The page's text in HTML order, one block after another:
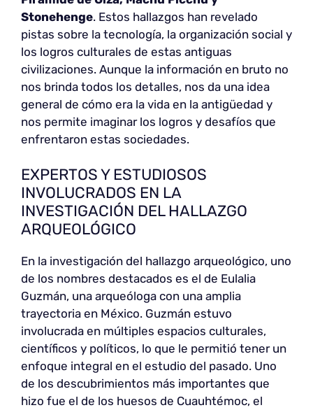
Stonehenge. Estos hallazgos han revelado
pistas sobre la tecnología, la organización social y
los logros culturales de estas antiguas
civilizaciones. Aunque la información en bruto no
nos brinda todos los detalles, nos da una idea
general de cómo era la vida en la antigüedad y
nos permite imaginar los logros y desafíos que
enfrentaron estas sociedades.
EXPERTOS Y ESTUDIOSOS
INVOLUCRADOS EN LA
INVESTIGACIÓN DEL HALLAZGO
ARQUEOLÓGICO
En la investigación del hallazgo arqueológico, uno
de los nombres destacados es el de Eulalia
Guzmán, una arqueóloga con una amplia
trayectoria en México. Guzmán estuvo
involucrada en múltiples espacios culturales,
científicos y políticos, lo que le permitió tener un
enfoque integral en el estudio del pasado. Uno
de los descubrimientos más importantes que
hizo fue el de los huesos de Cuauhtémoc, el